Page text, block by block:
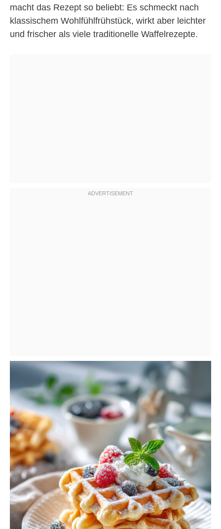
macht das Rezept so beliebt: Es schmeckt nach
klassischem Wohlfühlfrühstück, wirkt aber leichter
und frischer als viele traditionelle Waffelrezepte.